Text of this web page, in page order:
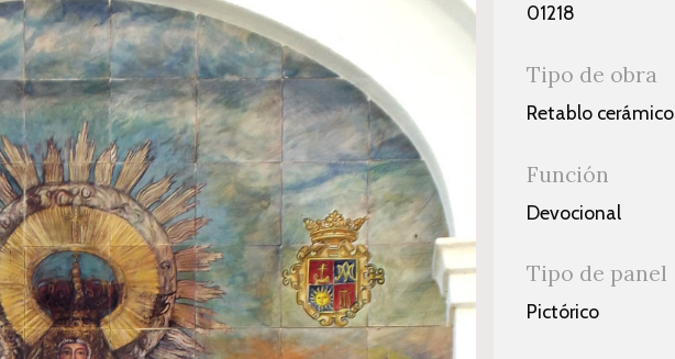
01218
Tipo de obra
Retablo cerámico
Función
Devocional
Tipo de panel
Pictórico